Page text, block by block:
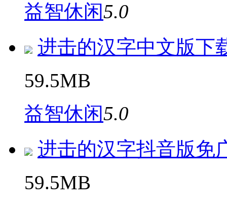
益智休闲5.0
进击的汉字中文版下
59.5MB
益智休闲5.0
进击的汉字抖音版免
59.5MB